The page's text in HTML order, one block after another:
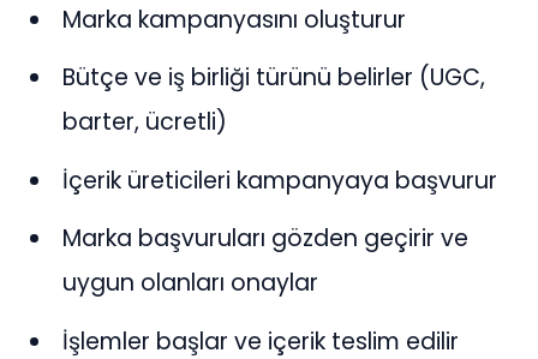
Marka kampanyasını oluşturur
Bütçe ve iş birliği türünü belirler (UGC,
barter, ücretli)
İçerik üreticileri kampanyaya başvurur
Marka başvuruları gözden geçirir ve
uygun olanları onaylar
İşlemler başlar ve içerik teslim edilir